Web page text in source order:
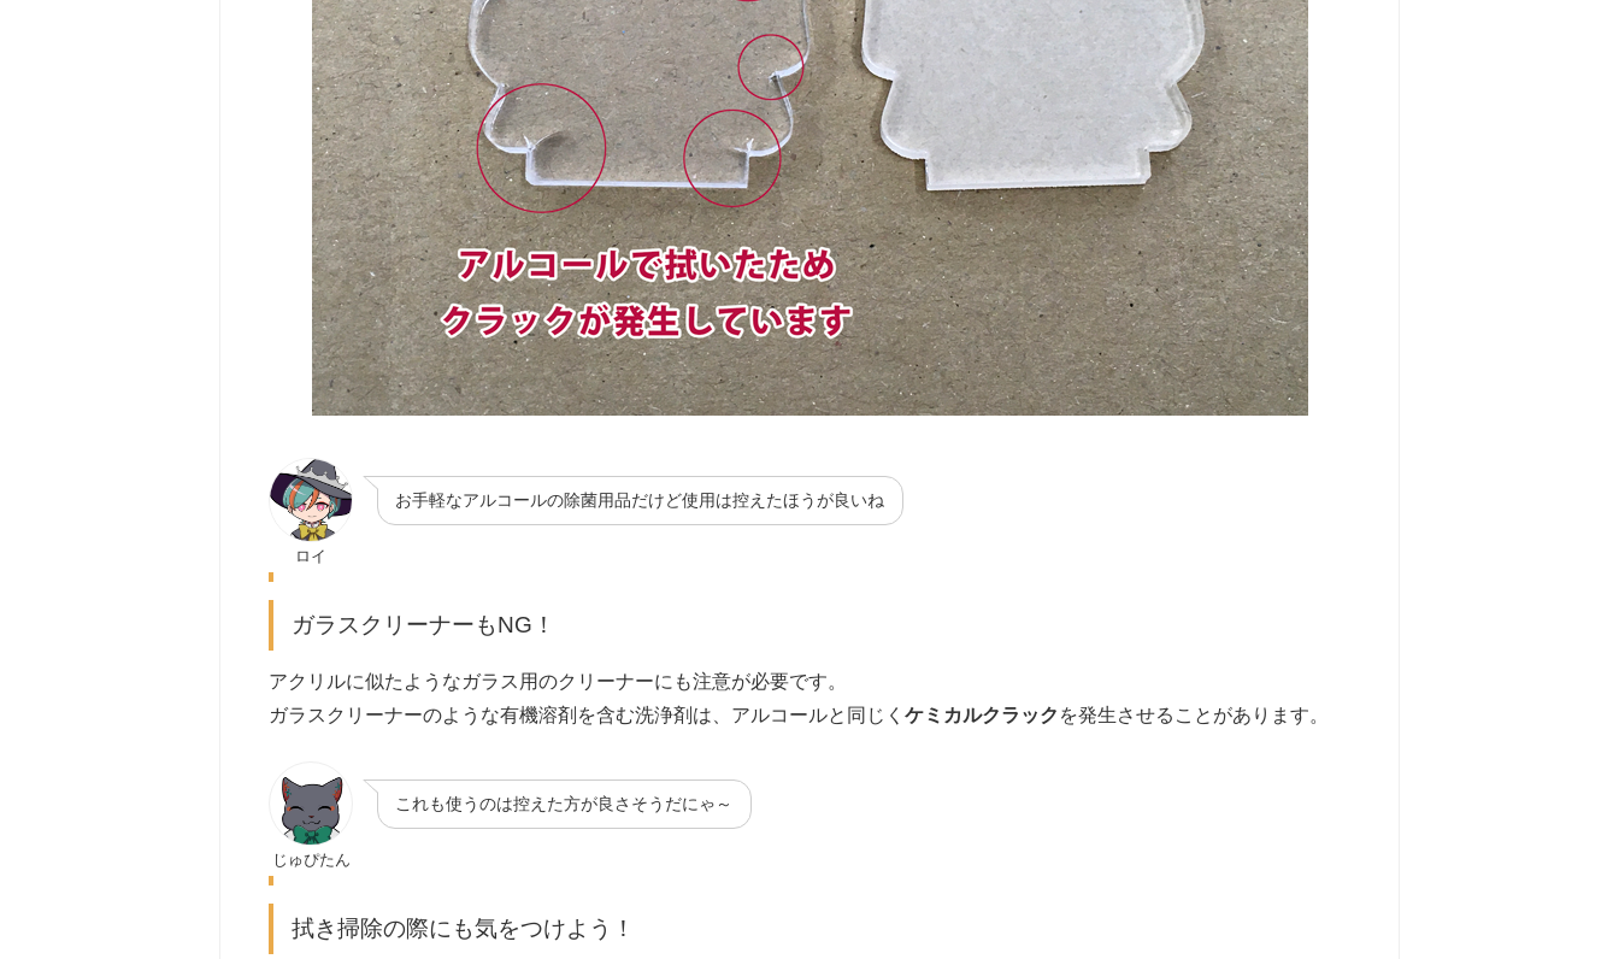
ロイ
お手軽なアルコールの除菌用品だけど使用は控えたほうが良いね
ガラスクリーナーもNG！
アクリルに似たようなガラス用のクリーナーにも注意が必要です。
ガラスクリーナーのような有機溶剤を含む洗浄剤は、アルコールと同じく ケミカルクラック を発生させることがあります。
じゅぴたん
これも使うのは控えた方が良さそうだにゃ～
拭き掃除の際にも気をつけよう！